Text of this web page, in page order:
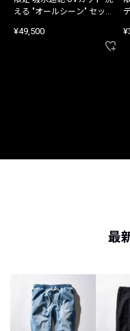
える "オールシーン" セット
¥49,500
最